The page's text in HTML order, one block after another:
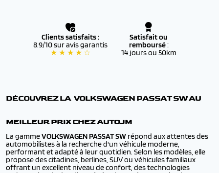
Clients satisfaits :
8.9/10 sur avis garantis
★ ★ ★ ★ ☆
Satisfait ou
remboursé:
14 jours ou 50km
DÉCOUVREZ LA VOLKSWAGEN PASSAT SWAU
MEILLEUR PRIX CHEZ AUTOJM
La gammeVOLKSWAGEN PASSAT SW répond aux attentes des
automobilistes à la recherche d'un véhicule moderne,
performant et adapté à leur quotidien. Selon les modèles, elle
propose des citadines, berlines, SUV ou véhicules familiaux
offrant un excellent niveau de confort, des technologies